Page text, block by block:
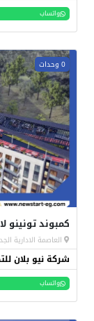
واتساب
0 وحدات
كمبوند تونينو
العاصمة الادارية
شركة نيو بلان
واتساب